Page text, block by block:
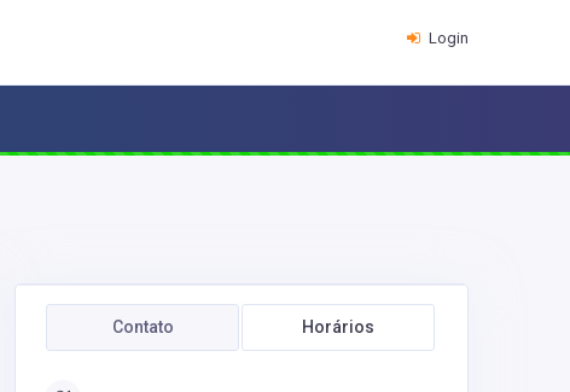
Login
Contato Horários